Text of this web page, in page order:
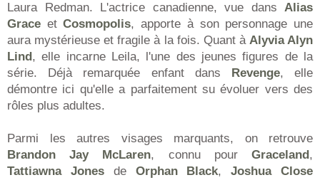
Laura Redman. L'actrice canadienne, vue dans Alias
Grace etCosmopolis, apporte à son personnage une
aura mystérieuse et fragile à la fois. Quant à Alyvia Alyn
Lind, elle incarne Leila, l'une des jeunes figures de la
série. Déjà remarquée enfant dans Revenge, elle
démontre ici qu'elle a parfaitement su évoluer vers des
rôles plus adultes.
Parmi les autres visages marquants, on retrouve
Brandon Jay McLaren, connu pourGraceland,
Tattiawna Jonesde Orphan Black,Joshua Close